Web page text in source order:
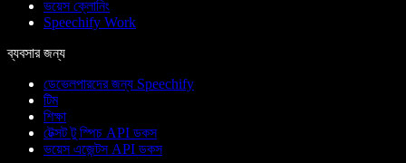
ভয়েস ক্লোনিং
Speechify Work
ব্যবসার জন্য
ডেভেলপারদের জন্য Speechify
টিম
শিক্ষা
টেক্সট টু স্পিচ API ডকস
ভয়েস এজেন্টস API ডকস